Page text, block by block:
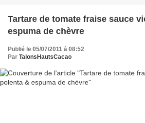
Tartare de tomate fraise sauce
espuma de chèvre
Publié le 05/07/2011 à 08:52
Par TalonsHautsCacao